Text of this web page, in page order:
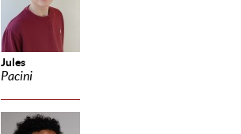
Jules
Pacini